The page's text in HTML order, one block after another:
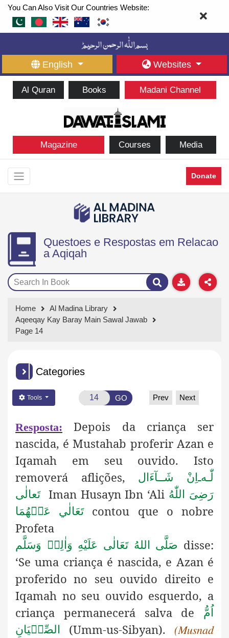
You Can Also Visit Our Countries Website:
English Websites
Al Quran Books Madani Channel
Magazine Courses Media
Donate
Questoes e Respostas em Relacao
a Aqiqah
Home
Al Madina Library
Aqeeqay Kay Baray Main Sawal Jawab
Page 14
Categories
Tools GO Prev Next
Resposta:
Depois da criança ser
nascida, é Mustahab proferir Azan e
Iqamah em seu ouvido. Isto
removerá aflições,
اِنْ شَــآءَالـلّٰـه
تَعالٰی
Iman Husayn Ibn ‘Ali رَضِىَ اللّٰهُ
تَعَالٰي عَنۡهُمَا
contou que o nobre
Profeta
صَلَّى اللهُ تَعَالٰى عَلَيْهِ وَاٰلِهٖ وَسَلَّم disse:
‘Se uma criança é nascida, e Azan é
proferido no seu ouvido direito e
Iqamah no seu ouvido esquerdo, a
criança permanecerá salva de
اُمُّ
الصِّبۡيَانِ
(Umm-us-Sibyan).
(Musnad